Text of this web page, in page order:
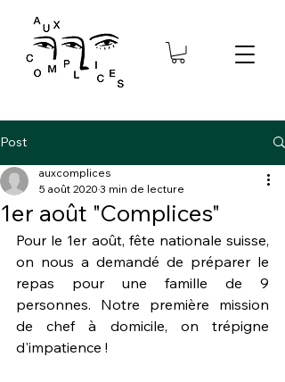
Post
1er août "Complices"
auxcomplices
5 août 2020 3 min de lecture
Pour le 1er août, fête nationale suisse,
on nous a demandé de préparer le
repas pour une famille de 9
personnes. Notre première mission
de chef à domicile, on trépigne
d'impatience !